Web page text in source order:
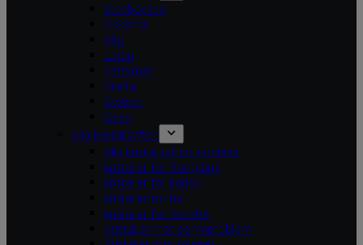
Stenbocken
Fiskarna
Våg
Lejon
Vattuman
Kräfta
Skytten
Oxen
Alla kristallsyften
Alla kristallsyften samlade
kristaller för framgång
kristaller för kärlek
kristaller för tur
kristaller för fertilitet
Kristaller mot sömnproblem